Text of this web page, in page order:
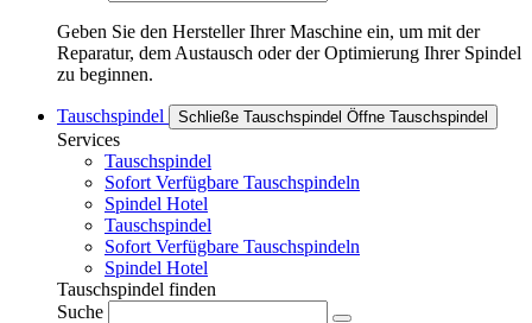
Geben Sie den Hersteller Ihrer Maschine ein, um mit der
Reparatur, dem Austausch oder der Optimierung Ihrer Spindel
zu beginnen.
Tauschspindel Schließe Tauschspindel Öffne Tauschspindel
Services
Tauschspindel
Sofort Verfügbare Tauschspindeln
Spindel Hotel
Tauschspindel
Sofort Verfügbare Tauschspindeln
Spindel Hotel
Tauschspindel finden
Suche